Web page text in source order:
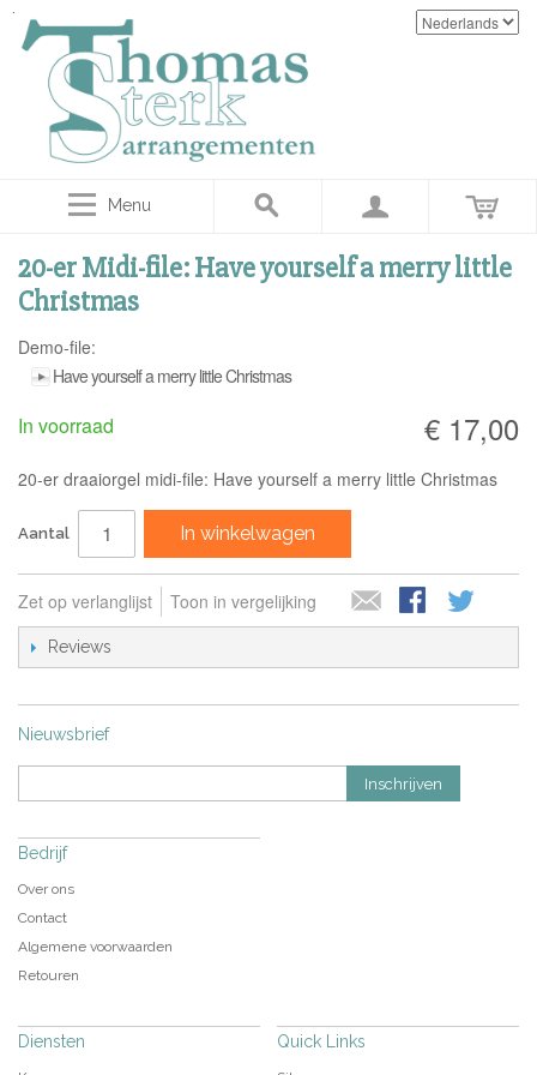
Menu
20-er Midi-file: Have yourself a merry little
Christmas
Demo-file:
Have yourself a merry little Christmas
€ 17,00
In voorraad
20-er draaiorgel midi-file: Have yourself a merry little Christmas
Aantal In winkelwagen
Zet op verlanglijst Toon in vergelijking
Reviews
Nieuwsbrief
Inschrijven
Bedrijf
Over ons
Contact
Algemene voorwaarden
Retouren
Diensten Quick Links